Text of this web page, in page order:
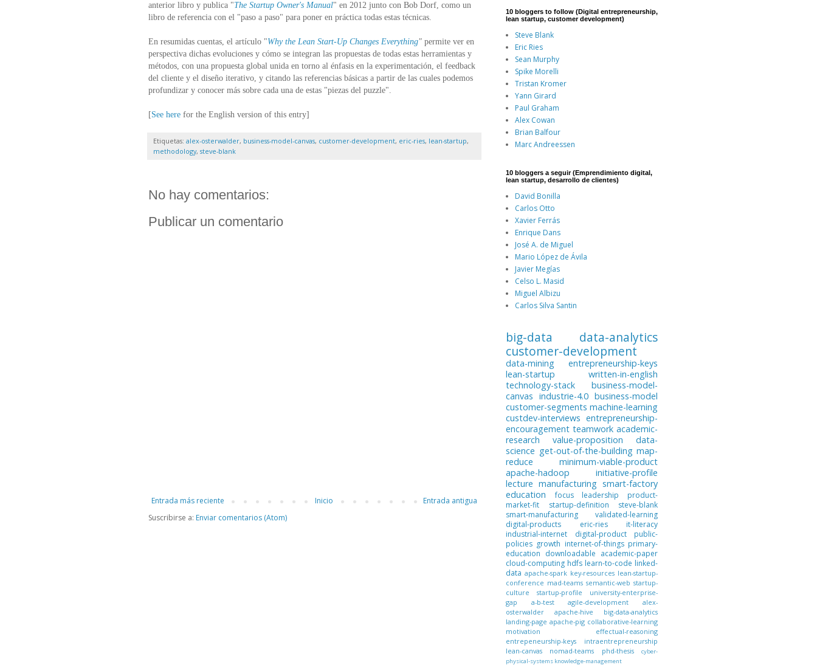
anterior libro y publica "The Startup Owner's Manual" en 2012 junto con Bob Dorf, como un
libro de referencia con el "paso a paso" para poner en práctica todas estas técnicas.
En resumidas cuentas, el artículo "Why the Lean Start-Up Changes Everything" permite ver en
perspectiva dichas evoluciones y cómo se integran las propuestas de todas estas herramientas y
métodos, con una propuesta global unida en torno al énfasis en la experimentación, el feedback
del cliente y el diseño iterativo, y citando las referencias básicas a partir de las cuales podemos
profundizar y conocer más sobre cada una de estas "piezas del puzzle".
[See here for the English version of this entry]
Etiquetas: alex-osterwalder, business-model-canvas, customer-development, eric-ries, lean-startup,
methodology, steve-blank
No hay comentarios:
Publicar un comentario
Entrada más reciente Entrada antigua
Inicio
Suscribirse a: Enviar comentarios (Atom)
10 bloggers to follow (Digital entrepreneurship,
lean startup, customer development)
Steve Blank
Eric Ries
Sean Murphy
Spike Morelli
Tristan Kromer
Yann Girard
Paul Graham
Alex Cowan
Brian Balfour
Marc Andreessen
10 bloggers a seguir (Emprendimiento digital,
lean startup, desarrollo de clientes)
David Bonilla
Carlos Otto
Xavier Ferrás
Enrique Dans
José A. de Miguel
Mario López de Ávila
Javier Megías
Celso L. Masid
Miguel Albizu
Carlos Silva Santin
big-data
data-analytics
customer-development
data-mining
entrepreneurship-keys
lean-startup
written-in-english
technology-stack
business-model-
canvas industrie-4.0 business-model
customer-segments machine-learning
custdev-interviews entrepreneurship-
encouragement teamwork academic-
research
value-proposition
data-
science get-out-of-the-building map-
reduce
minimum-viable-product
apache-hadoop
initiative-profile
lecture manufacturing smart-factory
education
focus leadership
product-
market-fit
startup-definition
steve-blank
smart-manufacturing
validated-learning
digital-products
eric-ries
it-literacy
industrial-internet
digital-product
public-
policies growth internet-of-things primary-
education downloadable academic-paper
cloud-computing hdfs learn-to-code linked-
data apache-spark key-resources lean-startup-
conference mad-teams semantic-web startup-
culture
startup-profile
university-enterprise-
gap
a-b-test agile-development
alex-
osterwalder
apache-hive
big-data-analytics
landing-page apache-pig collaborative-learning
motivation
effectual-reasoning
entrepeneurship-keys
intraentrepreneurship
lean-canvas
nomad-teams phd-thesis
cyber-
physical-systems knowledge-management